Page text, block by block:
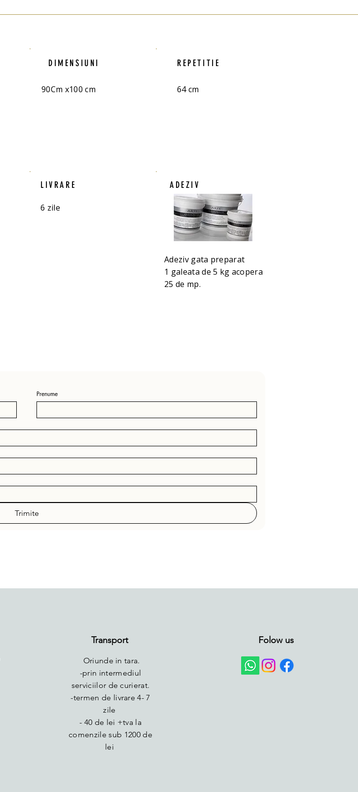
DIMENSIUNI
90Cm x100 cm
LIVRARE
6 zile
REPETITIE
64 cm
ADEZIV
Adeziv gata preparat
1 galeata de 5 kg acopera
25 de mp.
Prenume
Trimite
Transport
Oriunde in tara.
-prin intermediul
serviciilor de curierat.
-termen de livrare 4- 7
zile
- 40 de lei +tva la
comenzile sub 1200 de
lei
Folow us